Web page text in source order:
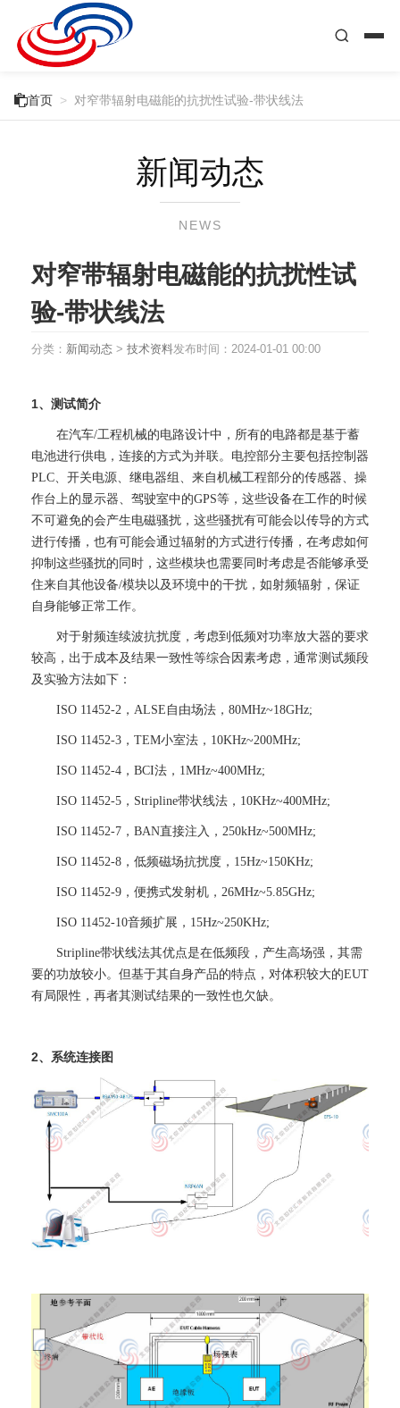
首页 > 对窄带辐射电磁能的抗扰性试验-带状线法
新闻动态
NEWS
对窄带辐射电磁能的抗扰性试
验-带状线法
分类： 新闻动态 > 技术资料发布时间： 2024-01-01 00:00
1、测试简介
在汽车/工程机械的电路设计中，所有的电路都是基于蓄
电池进行供电，连接的方式为并联。电控部分主要包括控制器
PLC、开关电源、继电器组、来自机械工程部分的传感器、操
作台上的显示器、驾驶室中的GPS等，这些设备在工作的时候
不可避免的会产生电磁骚扰，这些骚扰有可能会以传导的方式
进行传播，也有可能会通过辐射的方式进行传播，在考虑如何
抑制这些骚扰的同时，这些模块也需要同时考虑是否能够承受
住来自其他设备/模块以及环境中的干扰，如射频辐射，保证
自身能够正常工作。
对于射频连续波抗扰度，考虑到低频对功率放大器的要求
较高，出于成本及结果一致性等综合因素考虑，通常测试频段
及实验方法如下：
ISO 11452-2，ALSE自由场法，80MHz~18GHz;
ISO 11452-3，TEM小室法，10KHz~200MHz;
ISO 11452-4，BCI法，1MHz~400MHz;
ISO 11452-5，Stripline带状线法，10KHz~400MHz;
ISO 11452-7，BAN直接注入，250kHz~500MHz;
ISO 11452-8，低频磁场抗扰度，15Hz~150KHz;
ISO 11452-9，便携式发射机，26MHz~5.85GHz;
ISO 11452-10音频扩展，15Hz~250KHz;
Stripline带状线法其优点是在低频段，产生高场强，其需
要的功放较小。但基于其自身产品的特点，对体积较大的EUT
有局限性，再者其测试结果的一致性也欠缺。
2、系统连接图